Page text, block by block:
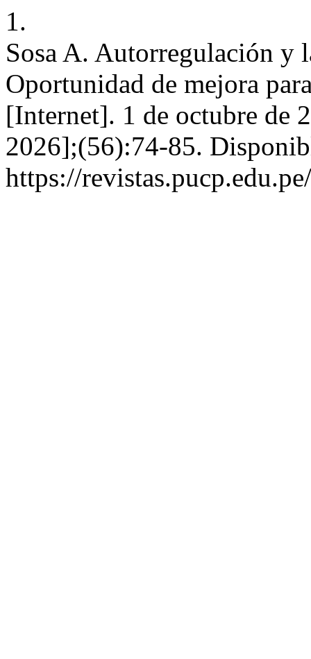
1.
Sosa A. Autorregulación y
Oportunidad de mejora
[Internet]. 1 de octubre de
2026];(56):74-85.
https://